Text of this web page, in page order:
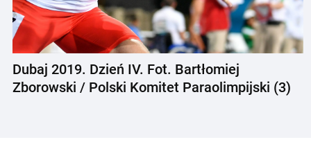
Dubaj 2019. Dzień IV. Fot. Bartłomiej
Zborowski / Polski Komitet Paraolimpijski (3)